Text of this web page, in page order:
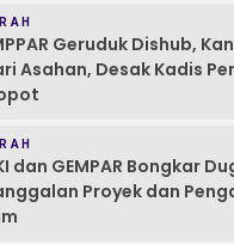
Geruduk Dishub,
Asahan, Desak Kadis
dan GEMPAR Bongkar
Proyek dan